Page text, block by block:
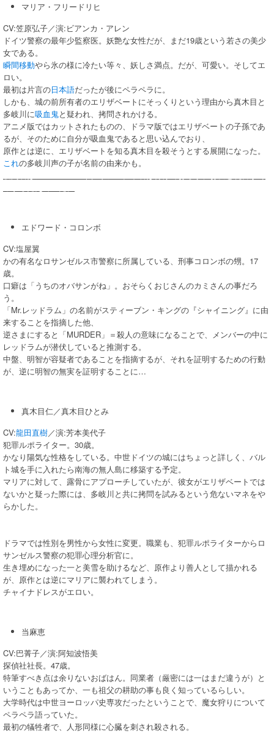
マリア・フリードリヒ
CV:笠原弘子／演:ビアンカ・アレン
ドイツ警察の最年少監察医。妖艶な女性だが、まだ19歳という若さの美少
女である。
瞬間移動やら氷の様に冷たい等々、妖しさ満点。だが、可愛い。そしてエ
ロい。
最初は片言の日本語だったが後にペラペラに。
しかも、城の前所有者のエリザベートにそっくりという理由から真木目と
多岐川に吸血鬼と疑われ、拷問されかける。
アニメ版ではカットされたものの、ドラマ版ではエリザベートの子孫であ
るが、そのために自分が吸血鬼であると思い込んでおり、
原作とは逆に、エリザベートを知る真木目を殺そうとする展開になった。
これの多岐川声の子が名前の由来かも。
エドワード・コロンボ
CV:塩屋翼
かの有名なロサンゼルス市警察に所属している、刑事コロンボの甥。17
歳。
口癖は「うちのオバサンがね」。おそらくおじさんのカミさんの事だろ
う。
「Mr.レッドラム」の名前がスティーブン・キングの『シャイニング』に由
来することを指摘した他、
逆さまにすると「MURDER」＝殺人の意味になることで、メンバーの中に
レッドラムが潜伏していると推測する。
中盤、明智が容疑者であることを指摘するが、それを証明するための行動
が、逆に明智の無実を証明することに…
真木目仁／真木目ひとみ
CV:龍田直樹／演:芳本美代子
犯罪ルポライター。30歳。
かなり陽気な性格をしている。中世ドイツの城にはちょっと詳しく、バル
ト城を手に入れたら南海の無人島に移築する予定。
マリアに対して、露骨にアプローチしていたが、彼女がエリザベートでは
ないかと疑った際には、多岐川と共に拷問を試みるという危ないマネをや
らかした。
ドラマでは性別を男性から女性に変更。職業も、犯罪ルポライターからロ
サンゼルス警察の犯罪心理分析官に。
生き埋めになった一と美雪を助けるなど、原作より善人として描かれる
が、原作とは逆にマリアに襲われてしまう。
チャイナドレスがエロい。
当麻恵
CV:巴菁子／演:阿知波悟美
探偵社社長。47歳。
特筆すべき点は余りないおばはん。同業者（厳密には一はまだ違うが）と
いうこともあってか、一も祖父の耕助の事も良く知っているらしい。
大学時代は中世ヨーロッパ史専攻だったということで、魔女狩りについて
ペラペラ語っていた。
最初の犠牲者で、人形同様に心臓を刺され殺される。